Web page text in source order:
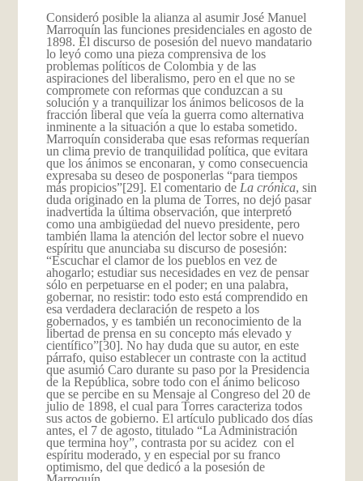
Consideró posible la alianza al asumir José Manuel
Marroquín las funciones presidenciales en agosto de
1898. El discurso de posesión del nuevo mandatario
lo leyó como una pieza comprensiva de los
problemas políticos de Colombia y de las
aspiraciones del liberalismo, pero en el que no se
compromete con reformas que conduzcan a su
solución y a tranquilizar los ánimos belicosos de la
fracción liberal que veía la guerra como alternativa
inminente a la situación a que lo estaba sometido.
Marroquín consideraba que esas reformas requerían
un clima previo de tranquilidad política, que evitara
que los ánimos se enconaran, y como consecuencia
expresaba su deseo de posponerlas “para tiempos
más propicios”[29]. El comentario de La crónica, sin
duda originado en la pluma de Torres, no dejó pasar
inadvertida la última observación, que interpretó
como una ambigüedad del nuevo presidente, pero
también llama la atención del lector sobre el nuevo
espíritu que anunciaba su discurso de posesión:
“Escuchar el clamor de los pueblos en vez de
ahogarlo; estudiar sus necesidades en vez de pensar
sólo en perpetuarse en el poder; en una palabra,
gobernar, no resistir: todo esto está comprendido en
esa verdadera declaración de respeto a los
gobernados, y es también un reconocimiento de la
libertad de prensa en su concepto más elevado y
científico”[30]. No hay duda que su autor, en este
párrafo, quiso establecer un contraste con la actitud
que asumió Caro durante su paso por la Presidencia
de la República, sobre todo con el ánimo belicoso
que se percibe en su Mensaje al Congreso del 20 de
julio de 1898, el cual para Torres caracteriza todos
sus actos de gobierno. El artículo publicado dos días
antes, el 7 de agosto, titulado “La Administración
que termina hoy”, contrasta por su acidez con el
espíritu moderado, y en especial por su franco
optimismo, del que dedicó a la posesión de